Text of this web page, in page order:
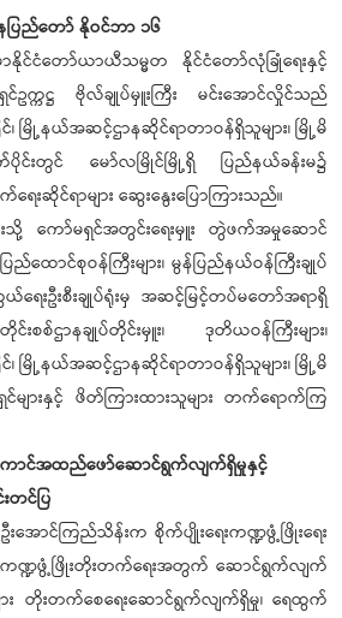
ပြည်တော် နိုဝင်ဘာ ၁၆
နိုင်ငံတော်ယာယီသမ္မတ နိုင်ငံတော်လုံခြုံရေးနှင့်
ရှင်ဥက္ကဋ္ဌ ဗိုလ်ချုပ်မှူးကြီး မင်းအောင်လှိုင်သည်
၊ မြို့နယ်အဆင့်ဌာနဆိုင်ရာတာဝန်ရှိသူများ၊ မြို့မိ
ပိုင်းတွင် မော်လမြိုင်မြို့ရှိ ပြည်နယ်ခန်းမ၌
ဆိုင်ရာများ ဆွေးနွေးပြောကြားသည်။
သို့ ကော်မရှင်အတွင်းရေးမှူး တွဲဖက်အမှုဆောင်
ြည်ထောင်စုဝန်ကြီးများ၊ မွန်ပြည်နယ်ဝန်ကြီးချုပ်
ေးဦးစီးချုပ်ရုံးမှ အဆင့်မြင့်တပ်မတော်အရာရှိ
းစစ်ဌာနချုပ်တိုင်းမှူး၊ ဒုတိယဝန်ကြီးများ၊
၊ မြို့နယ်အဆင့်ဌာနဆိုင်ရာတာဝန်ရှိသူများ၊ မြို့မိ
ရှင်များနှင့် ဖိတ်ကြားထားသူများ တက်ရောက်ကြ
ာင်အထည်ဖော်ဆောင်ရွက်လျက်ရှိမှုနှင့်
တင်ပြ
းအောင်ကြည်သိန်းက စိုက်ပျိုးရေးကဏ္ဍဖွံ့ဖြိုးရေး
ဏ္ဍဖွံ့ဖြိုးတိုးတက်ရေးအတွက် ဆောင်ရွက်လျက်
း တိုးတက်စေရေးဆောင်ရွက်လျက်ရှိမှု၊ ရေထွက်